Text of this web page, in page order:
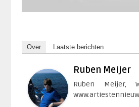
Over Laatste berichten
Ruben Meijer
Ruben Meijer,